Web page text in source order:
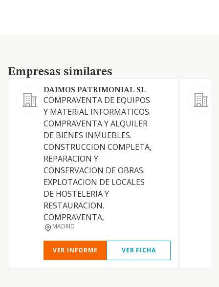
Empresas similares
Empresas similares
DAIMOS PATRIMONIAL SL
COMPRAVENTA DE EQUIPOS
Y MATERIAL INFORMATICOS.
COMPRAVENTA Y ALQUILER
DE BIENES INMUEBLES.
CONSTRUCCION COMPLETA,
REPARACION Y
CONSERVACION DE OBRAS.
EXPLOTACION DE LOCALES
DE HOSTELERIA Y
RESTAURACION.
COMPRAVENTA,
MADRID
VER INFORME VER FICHA